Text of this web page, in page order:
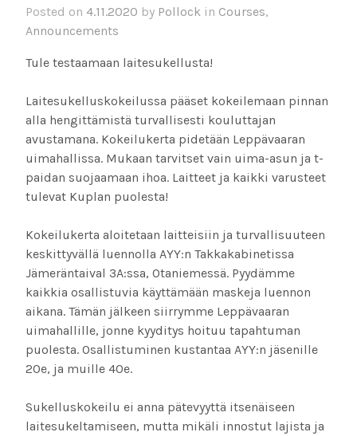
Posted on 4.11.2020 by Pollock in Courses,
Announcements
Tule testaamaan laitesukellusta!
Laitesukelluskokeilussa pääset kokeilemaan pinnan
alla hengittämistä turvallisesti kouluttajan
avustamana. Kokeilukerta pidetään Leppävaaran
uimahallissa. Mukaan tarvitset vain uima-asun ja t-
paidan suojaamaan ihoa. Laitteet ja kaikki varusteet
tulevat Kuplan puolesta!
Kokeilukerta aloitetaan laitteisiin ja turvallisuuteen
keskittyvällä luennolla AYY:n Takkakabinetissa
Jämeräntaival 3A:ssa, Otaniemessä. Pyydämme
kaikkia osallistuvia käyttämään maskeja luennon
aikana. Tämän jälkeen siirrymme Leppävaaran
uimahallille, jonne kyyditys hoituu tapahtuman
puolesta. Osallistuminen kustantaa AYY:n jäsenille
20e, ja muille 40e.
Sukelluskokeilu ei anna pätevyyttä itsenäiseen
laitesukeltamiseen, mutta mikäli innostut lajista ja